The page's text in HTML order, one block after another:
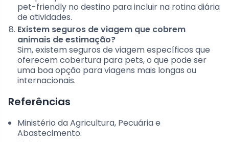
pet-friendly no destino para incluir na rotina diária
de atividades.
Existem seguros de viagem que cobrem
animais de estimação?
Sim, existem seguros de viagem específicos que
oferecem cobertura para pets, o que pode ser
uma boa opção para viagens mais longas ou
internacionais.
Referências
Ministério da Agricultura, Pecuária e
Abastecimento.